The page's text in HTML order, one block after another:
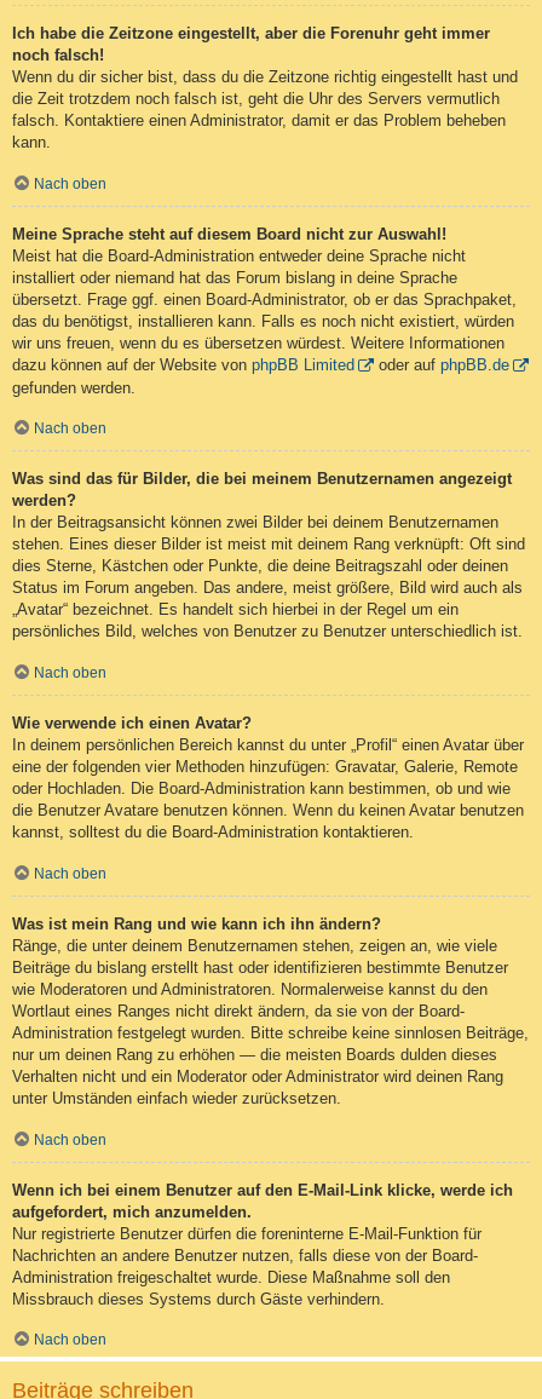
Ich habe die Zeitzone eingestellt, aber die Forenuhr geht immer
noch falsch!
Wenn du dir sicher bist, dass du die Zeitzone richtig eingestellt hast und
die Zeit trotzdem noch falsch ist, geht die Uhr des Servers vermutlich
falsch. Kontaktiere einen Administrator, damit er das Problem beheben
kann.
Nach oben
Meine Sprache steht auf diesem Board nicht zur Auswahl!
Meist hat die Board-Administration entweder deine Sprache nicht
installiert oder niemand hat das Forum bislang in deine Sprache
übersetzt. Frage ggf. einen Board-Administrator, ob er das Sprachpaket,
das du benötigst, installieren kann. Falls es noch nicht existiert, würden
wir uns freuen, wenn du es übersetzen würdest. Weitere Informationen
dazu können auf der Website von phpBB Limited oder auf phpBB.de
gefunden werden.
Nach oben
Was sind das für Bilder, die bei meinem Benutzernamen angezeigt
werden?
In der Beitragsansicht können zwei Bilder bei deinem Benutzernamen
stehen. Eines dieser Bilder ist meist mit deinem Rang verknüpft: Oft sind
dies Sterne, Kästchen oder Punkte, die deine Beitragszahl oder deinen
Status im Forum angeben. Das andere, meist größere, Bild wird auch als
„Avatar“ bezeichnet. Es handelt sich hierbei in der Regel um ein
persönliches Bild, welches von Benutzer zu Benutzer unterschiedlich ist.
Nach oben
Wie verwende ich einen Avatar?
In deinem persönlichen Bereich kannst du unter „Profil“ einen Avatar über
eine der folgenden vier Methoden hinzufügen: Gravatar, Galerie, Remote
oder Hochladen. Die Board-Administration kann bestimmen, ob und wie
die Benutzer Avatare benutzen können. Wenn du keinen Avatar benutzen
kannst, solltest du die Board-Administration kontaktieren.
Nach oben
Was ist mein Rang und wie kann ich ihn ändern?
Ränge, die unter deinem Benutzernamen stehen, zeigen an, wie viele
Beiträge du bislang erstellt hast oder identifizieren bestimmte Benutzer
wie Moderatoren und Administratoren. Normalerweise kannst du den
Wortlaut eines Ranges nicht direkt ändern, da sie von der Board-
Administration festgelegt wurden. Bitte schreibe keine sinnlosen Beiträge,
nur um deinen Rang zu erhöhen — die meisten Boards dulden dieses
Verhalten nicht und ein Moderator oder Administrator wird deinen Rang
unter Umständen einfach wieder zurücksetzen.
Nach oben
Wenn ich bei einem Benutzer auf den E-Mail-Link klicke, werde ich
aufgefordert, mich anzumelden.
Nur registrierte Benutzer dürfen die foreninterne E-Mail-Funktion für
Nachrichten an andere Benutzer nutzen, falls diese von der Board-
Administration freigeschaltet wurde. Diese Maßnahme soll den
Missbrauch dieses Systems durch Gäste verhindern.
Nach oben
Beiträge schreiben